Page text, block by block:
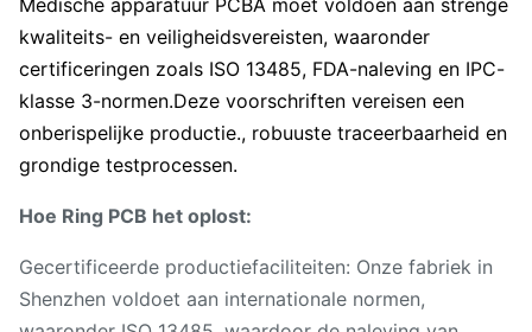
kwaliteits- en veiligheidsvereisten, waaronder
certificeringen zoals ISO 13485, FDA-naleving en IPC-
klasse 3-normen.Deze voorschriften vereisen een
onberispelijke productie., robuuste traceerbaarheid en
grondige testprocessen.
Hoe Ring PCB het oplost:
Gecertificeerde productiefaciliteiten: Onze fabriek in
Shenzhen voldoet aan internationale normen,